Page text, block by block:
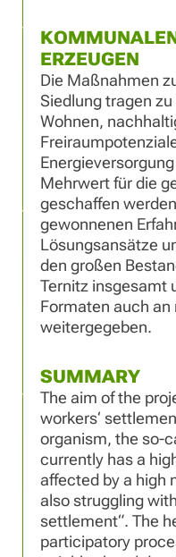
ERZEUGEN
Die Maßnahmen
Siedlung tragen
Wohnen,
Mehrwert für die
geschaffen
gewonnenen
Lösungsansätze
den großen
Ternitz insgesamt
Formaten auch
weitergegeben.
SUMMARY
The aim of the
workers‘
organism, the so-
currently has a
affected by a high
also struggling
settlement“. The
participatory